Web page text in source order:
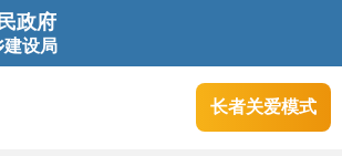
政府
建设局
长者关爱模式